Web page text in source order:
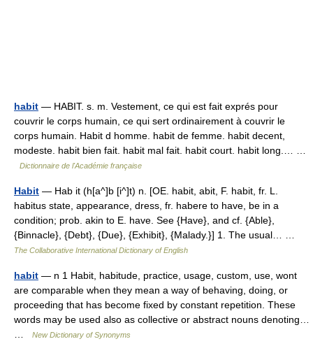
habit — HABIT. s. m. Vestement, ce qui est fait exprés pour
couvrir le corps humain, ce qui sert ordinairement à couvrir le
corps humain. Habit d homme. habit de femme. habit decent,
modeste. habit bien fait. habit mal fait. habit court. habit long.… …
Dictionnaire de l'Académie française
Habit — Hab it (h[a^]b [i^]t) n. [OE. habit, abit, F. habit, fr. L.
habitus state, appearance, dress, fr. habere to have, be in a
condition; prob. akin to E. have. See {Have}, and cf. {Able},
{Binnacle}, {Debt}, {Due}, {Exhibit}, {Malady.}] 1. The usual… …
The Collaborative International Dictionary of English
habit — n 1 Habit, habitude, practice, usage, custom, use, wont
are comparable when they mean a way of behaving, doing, or
proceeding that has become fixed by constant repetition. These
words may be used also as collective or abstract nouns denoting…
New Dictionary of Synonyms